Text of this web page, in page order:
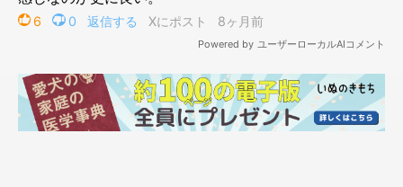
子犬時代の銀くん 飼い主さんのお気に入りの1枚なのだとか
写真提供／＠gin_20210606